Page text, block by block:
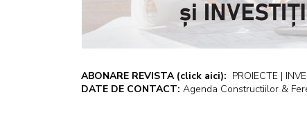
ABONARE REVISTA (click aici): PROIECTE |
DATE DE CONTACT: Agenda Constructiilor &